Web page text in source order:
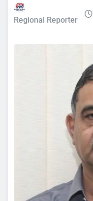
Regional Reporter